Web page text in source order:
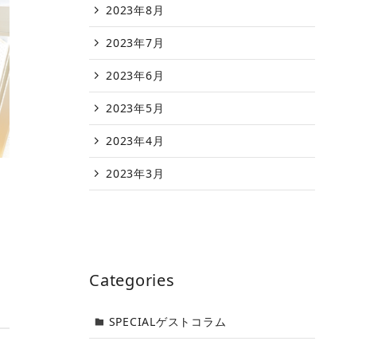
2023年8月
2023年7月
2023年6月
2023年5月
2023年4月
2023年3月
Categories
SPECIALゲストコラム